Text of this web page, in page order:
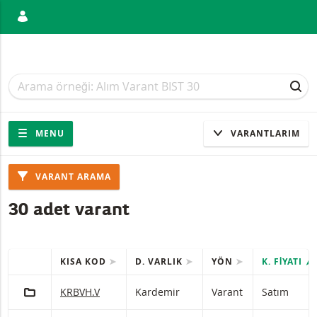
Arama
Arama
Gezinti
Sitede gezinti
MENU VARANTLARIM
Ürünler
VARANT ARAMA
30 adet varant
(Seçilen) ürünleri içeren tablo.
HIZLI IŞLEMLER
KISA KOD D. VARLIK YÖN K. FIYATI
PORTFÖY'E EKLEKardemir Varant Satım Zararı durdurma seviyesiyle
KRBVH.V Kardemir Varant Satım